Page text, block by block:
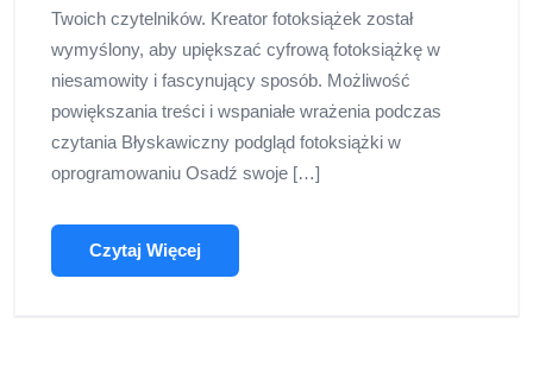
Twoich czytelników. Kreator fotoksiążek został
wymyślony, aby upiększać cyfrową fotoksiążkę w
niesamowity i fascynujący sposób. Możliwość
powiększania treści i wspaniałe wrażenia podczas
czytania Błyskawiczny podgląd fotoksiążki w
oprogramowaniu Osadź swoje […]
Czytaj Więcej